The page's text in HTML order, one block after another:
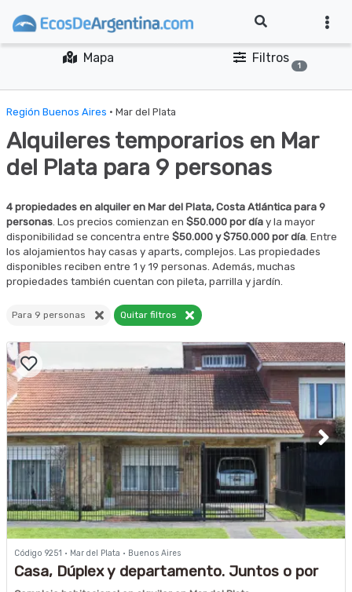
Mapa Filtros
1
Región Buenos Aires · Mar del Plata
Alquileres temporarios en Mar
del Plata para 9 personas
4 propiedades en alquiler en Mar del Plata, Costa Atlántica para 9
personas. Los precios comienzan en $50.000 por día y la mayor
disponibilidad se concentra entre $50.000 y $750.000 por día. Entre
los alojamientos hay casas y aparts, complejos. Las propiedades
disponibles reciben entre 1 y 19 personas. Además, muchas
propiedades también cuentan con pileta, parrilla y jardín.
Para 9 personas Quitar filtros
Código 9251 · Mar del Plata · Buenos Aires
Casa, Dúplex y departamento. Juntos o por